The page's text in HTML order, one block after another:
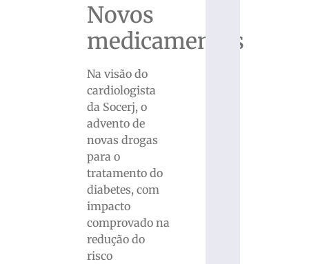
Novos
medicamentos
Na visão do
cardiologista
da Socerj, o
advento de
novas drogas
para o
tratamento do
diabetes, com
impacto
comprovado na
redução do
risco